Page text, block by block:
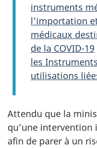
instruments
l'importation
médicaux
de la COVID-19
les
utilisations
Attendu que la
qu’une intervention
afin de parer à un